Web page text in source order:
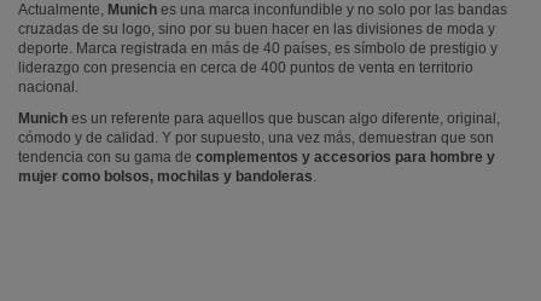
Actualmente, Munich es una marca inconfundible y no solo por las bandas
cruzadas de su logo, sino por su buen hacer en las divisiones de moda y
deporte. Marca registrada en más de 40 países, es símbolo de prestigio y
liderazgo con presencia en cerca de 400 puntos de venta en territorio
nacional.
Munich es un referente para aquellos que buscan algo diferente, original,
cómodo y de calidad. Y por supuesto, una vez más, demuestran que son
tendencia con su gama de complementos y accesorios para hombre y
mujer como bolsos, mochilas y bandoleras